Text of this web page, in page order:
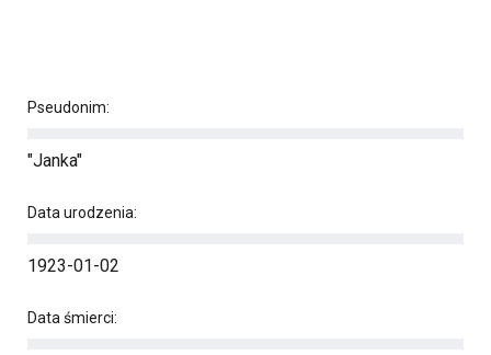
Pseudonim:
"Janka"
Data urodzenia:
1923-01-02
Data śmierci: